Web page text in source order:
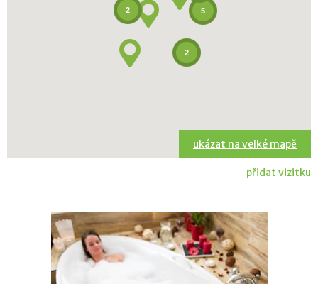
5
2
2
ukázat na velké mapě
přidat vizitku